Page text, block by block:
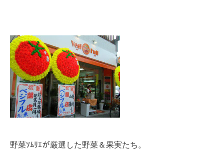
野菜ｿﾑﾘｴが厳選した野菜＆果実たち。